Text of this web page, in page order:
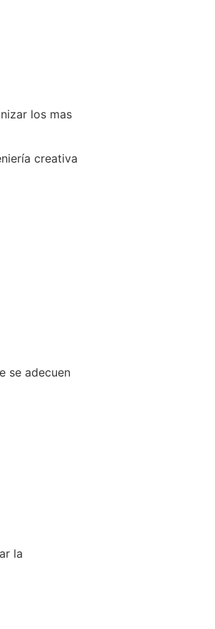
los mas
creativa
se adecuen
la